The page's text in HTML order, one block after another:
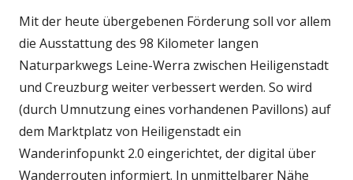
Mit der heute übergebenen Förderung soll vor allem
die Ausstattung des 98 Kilometer langen
Naturparkwegs Leine-Werra zwischen Heiligenstadt
und Creuzburg weiter verbessert werden. So wird
(durch Umnutzung eines vorhandenen Pavillons) auf
dem Marktplatz von Heiligenstadt ein
Wanderinfopunkt 2.0 eingerichtet, der digital über
Wanderrouten informiert. In unmittelbarer Nähe